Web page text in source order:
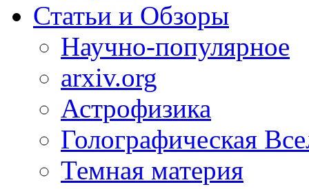
Статьи и Обзоры
Научно-популярное
arxiv.org
Астрофизика
Голографическая
Темная материя